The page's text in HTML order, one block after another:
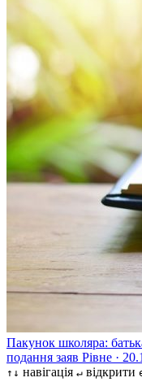
Пакунок школяра:
подання заяв Рівне ·
↑↓ навігація ↵ відкрити